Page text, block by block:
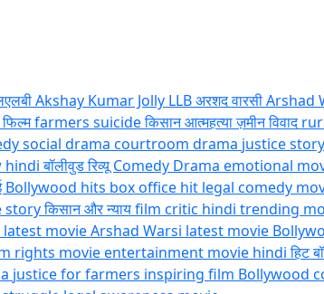
Akshay Kumar Jolly LLBअरशद वारसीArshad
फिल्मfarmers suicideकिसान आत्महत्याज़मीन विवाद
social drama courtroom drama justice story
hindiबॉलीवुड रिव्यूComedy Drama emotional
Bollywood hits box office hit legal comedy
storyकिसान और न्यायfilm critic hindi trending
latest movieArshad Warsi latest movie
rights movieentertainment movie hindiहिट
justice for farmers inspiring film Bollywood